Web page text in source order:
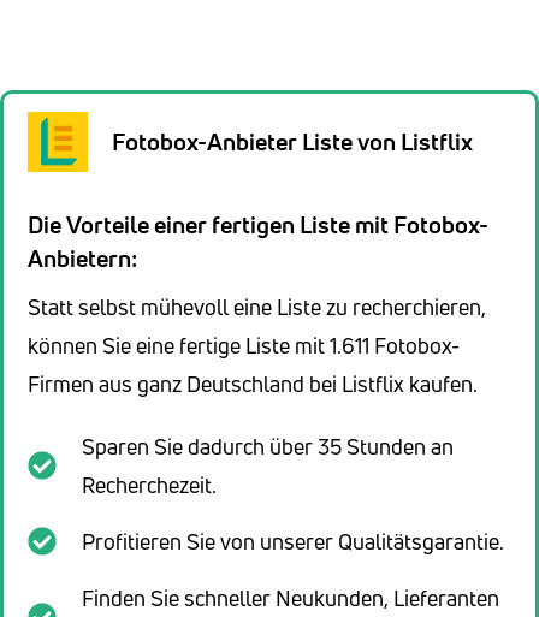
Fotobox-Anbieter Liste von Listflix
Die Vorteile einer fertigen Liste mit Fotobox-
Anbietern:
Statt selbst mühevoll eine Liste zu recherchieren,
können Sie eine fertige Liste mit 1.611 Fotobox-
Firmen aus ganz Deutschland bei Listflix kaufen.
Sparen Sie dadurch über 35 Stunden an
Recherchezeit.
Profitieren Sie von unserer Qualitätsgarantie.
Finden Sie schneller Neukunden, Lieferanten